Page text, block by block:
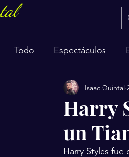
Todo Espectáculos
Marketing y negocios
Harry
un
Isaac Quintal
Harry Styles